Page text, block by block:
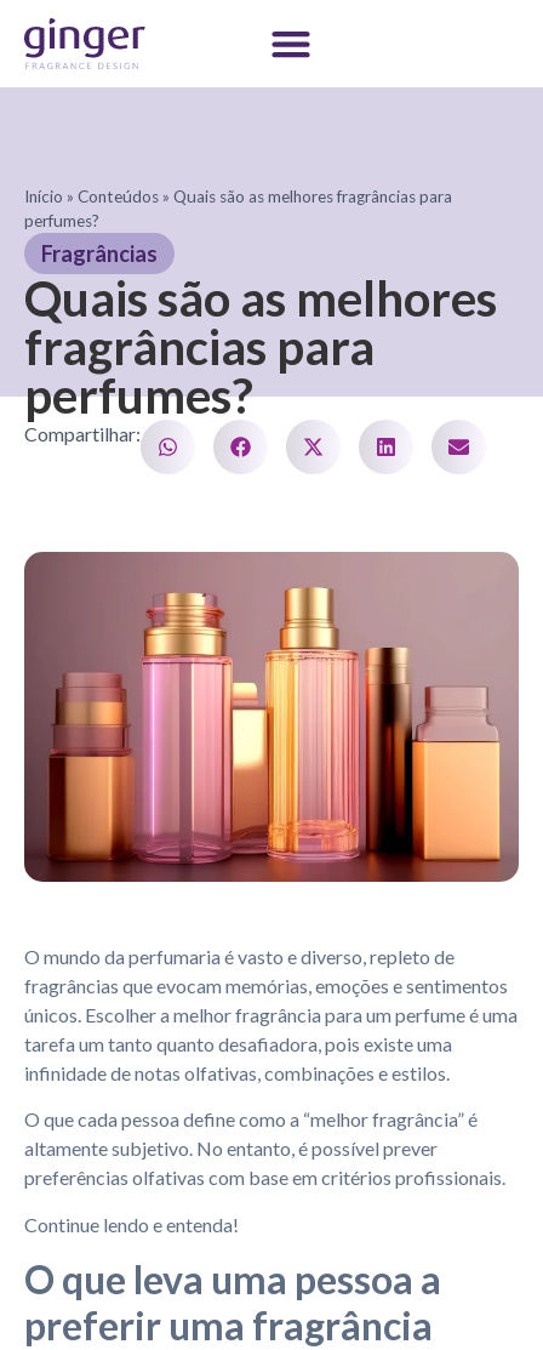
Início » Conteúdos » Quais são as melhores fragrâncias para
perfumes?
Fragrâncias
Quais são as melhores
fragrâncias para
perfumes?
Compartilhar:
O mundo da perfumaria é vasto e diverso, repleto de
fragrâncias que evocam memórias, emoções e sentimentos
únicos. Escolher a melhor fragrância para um perfume é uma
tarefa um tanto quanto desafiadora, pois existe uma
infinidade de notas olfativas, combinações e estilos.
O que cada pessoa define como a “melhor fragrância” é
altamente subjetivo. No entanto, é possível prever
preferências olfativas com base em critérios profissionais.
Continue lendo e entenda!
O que leva uma pessoa a
preferir uma fragrância